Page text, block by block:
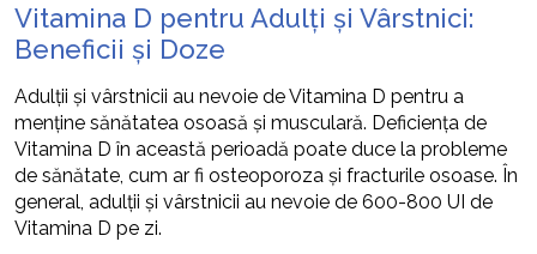
Vitamina D pentru Adulți și Vârstnici:
Beneficii și Doze
Adulții și vârstnicii au nevoie de Vitamina D pentru a
menține sănătatea osoasă și musculară. Deficiența de
Vitamina D în această perioadă poate duce la probleme
de sănătate, cum ar fi osteoporoza și fracturile osoase. În
general, adulții și vârstnicii au nevoie de 600-800 UI de
Vitamina D pe zi.